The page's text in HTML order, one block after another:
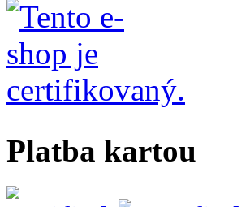
Platba kartou